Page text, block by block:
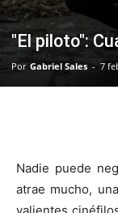
"El piloto":
Por Gabriel Sales - 7
Nadie puede
atrae mucho,